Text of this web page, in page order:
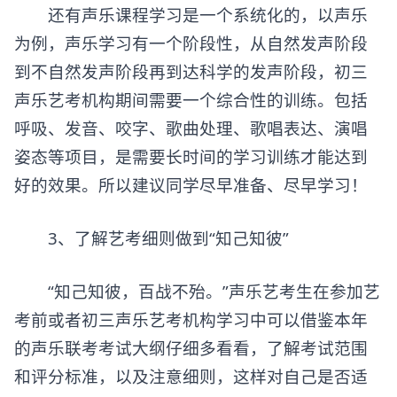
还有声乐课程学习是一个系统化的，以声乐
为例，声乐学习有一个阶段性，从自然发声阶段
到不自然发声阶段再到达科学的发声阶段，初三
声乐艺考机构期间需要一个综合性的训练。包括
呼吸、发音、咬字、歌曲处理、歌唱表达、演唱
姿态等项目，是需要长时间的学习训练才能达到
好的效果。所以建议同学尽早准备、尽早学习！
3、了解艺考细则做到“知己知彼”
“知己知彼，百战不殆。”声乐艺考生在参加艺
考前或者初三声乐艺考机构学习中可以借鉴本年
的声乐联考考试大纲仔细多看看，了解考试范围
和评分标准，以及注意细则，这样对自己是否适